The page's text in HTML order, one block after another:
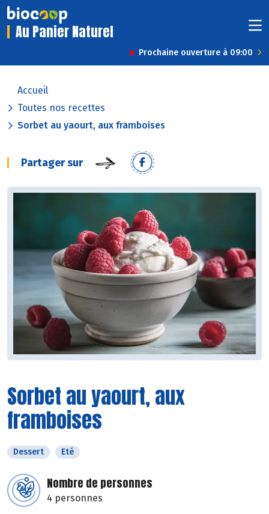
Au Panier Naturel
Prochaine ouverture à 09:00
Accueil
Toutes nos recettes
Sorbet au yaourt, aux framboises
Partager sur
Sorbet au yaourt, aux
framboises
Dessert Eté
Nombre de personnes
4 personnes